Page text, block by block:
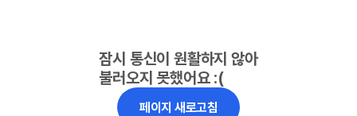
잠시 통신이 원활하지 않아
불러오지 못했어요 :(
페이지 새로고침